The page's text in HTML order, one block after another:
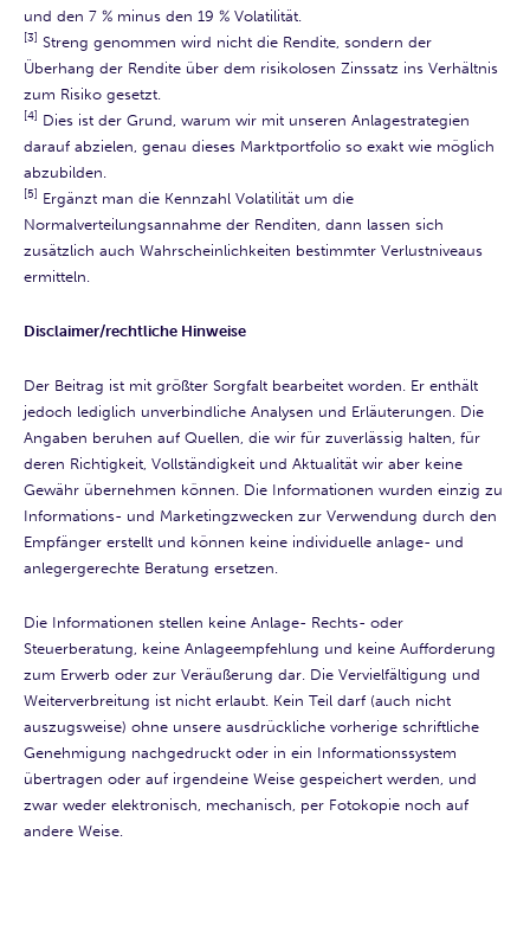
und den 7 % minus den 19 % Volatilität.
[3] Streng genommen wird nicht die Rendite, sondern der
Überhang der Rendite über dem risikolosen Zinssatz ins Verhältnis
zum Risiko gesetzt.
[4] Dies ist der Grund, warum wir mit unseren Anlagestrategien
darauf abzielen, genau dieses Marktportfolio so exakt wie möglich
abzubilden.
[5] Ergänzt man die Kennzahl Volatilität um die
Normalverteilungsannahme der Renditen, dann lassen sich
zusätzlich auch Wahrscheinlichkeiten bestimmter Verlustniveaus
ermitteln.
Disclaimer/rechtliche Hinweise
Der Beitrag ist mit größter Sorgfalt bearbeitet worden. Er enthält
jedoch lediglich unverbindliche Analysen und Erläuterungen. Die
Angaben beruhen auf Quellen, die wir für zuverlässig halten, für
deren Richtigkeit, Vollständigkeit und Aktualität wir aber keine
Gewähr übernehmen können. Die Informationen wurden einzig zu
Informations- und Marketingzwecken zur Verwendung durch den
Empfänger erstellt und können keine individuelle anlage- und
anlegergerechte Beratung ersetzen.
Die Informationen stellen keine Anlage- Rechts- oder
Steuerberatung, keine Anlageempfehlung und keine Aufforderung
zum Erwerb oder zur Veräußerung dar. Die Vervielfältigung und
Weiterverbreitung ist nicht erlaubt. Kein Teil darf (auch nicht
auszugsweise) ohne unsere ausdrückliche vorherige schriftliche
Genehmigung nachgedruckt oder in ein Informationssystem
übertragen oder auf irgendeine Weise gespeichert werden, und
zwar weder elektronisch, mechanisch, per Fotokopie noch auf
andere Weise.